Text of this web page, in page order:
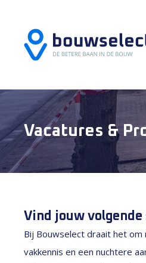
Vacatures &
Vind jouw
Bij Bouwselect draait het
vakkennis en een nuchtere